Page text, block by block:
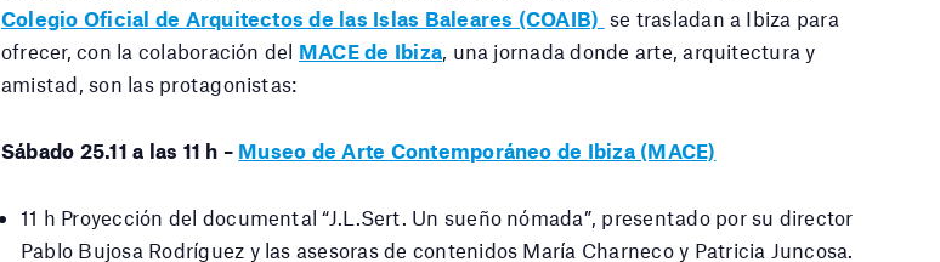
Colegio Oficial de Arquitectos de las Islas Baleares (COAIB) se trasladan a Ibiza para
ofrecer, con la colaboración del MACE de Ibiza , una jornada donde arte, arquitectura y
amistad, son las protagonistas:
Sábado 25.11 a las 11 h – Museo de Arte Contemporáneo de Ibiza (MACE)
11 h Proyección del documental “J.L.Sert. Un sueño nómada”, presentado por su director
Pablo Bujosa Rodríguez y las asesoras de contenidos María Charneco y Patricia Juncosa.